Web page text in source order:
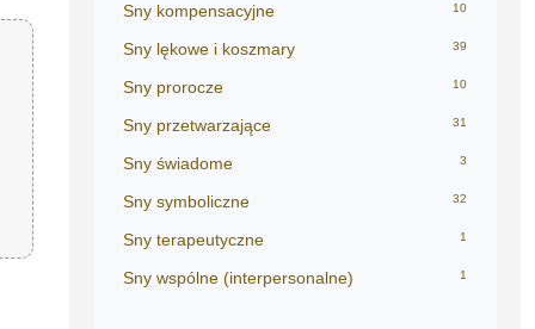
Sny kompensacyjne 10
Sny lękowe i koszmary 39
Sny prorocze 10
Sny przetwarzające 31
Sny świadome 3
Sny symboliczne 32
Sny terapeutyczne 1
Sny wspólne (interpersonalne) 1